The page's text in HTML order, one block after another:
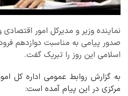
نماینده وزیر و مدیرکل امور اقتصادی
صدور پیامی به مناسبت دوازدهم
اسلامی این روز را تبریک گفت.
به گزارش روابط عمومی اداره کل
مرکزی در این پیام آمده است: